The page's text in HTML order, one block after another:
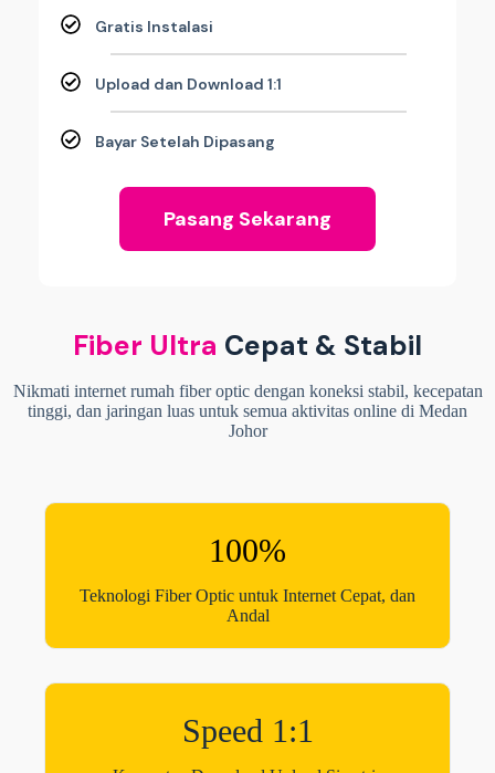
Gratis Instalasi
Upload dan Download 1:1
Bayar Setelah Dipasang
Pasang Sekarang
Fiber Ultra Cepat & Stabil
Nikmati internet rumah fiber optic dengan koneksi stabil, kecepatan
tinggi, dan jaringan luas untuk semua aktivitas online di Medan
Johor
100%
Teknologi Fiber Optic untuk Internet Cepat, dan
Andal
Speed 1:1